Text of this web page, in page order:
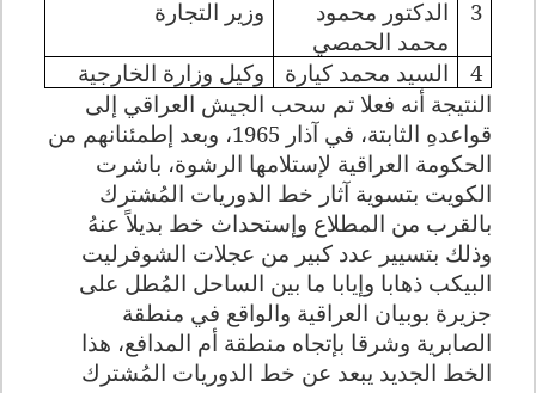
3
الدكتور محمود
محمد الحمصي
وزير التجارة
4 السيد محمد كيارة
وكيل وزارة الخارجية
النتيجة أنه فعلا تم سحب الجيش العراقي إلى
قواعدهِ الثابتة، في آذار 1965، وبعد إطمئنانهم من
الحكومة العراقية لإستلامها الرشوة، باشرت
الكويت بتسوية آثار خط الدوريات المُشترك
بالقرب من المطلاع وإستحداث خط بديلاً عنهُ
وذلك بتسيير عدد كبير من عجلات الشوفرليت
البيكب ذهابا وإيابا ما بين الساحل المُطل على
جزيرة بوبيان العراقية والواقع في منطقة
الصابرية وشرقا بإتجاه منطقة أم المدافع، هذا
الخط الجديد يبعد عن خط الدوريات المُشترك